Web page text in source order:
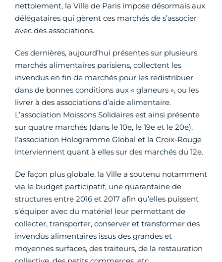
nettoiement, la Ville de Paris impose désormais aux
délégataires qui gèrent ces marchés de s’associer
avec des associations.
Ces dernières, aujourd’hui présentes sur plusieurs
marchés alimentaires parisiens, collectent les
invendus en fin de marchés pour les redistribuer
dans de bonnes conditions aux « glaneurs », ou les
livrer à des associations d’aide alimentaire.
L’association Moissons Solidaires est ainsi présente
sur quatre marchés (dans le 10e, le 19e et le 20e),
l’association Hologramme Global et la Croix-Rouge
interviennent quant à elles sur des marchés du 12e.
De façon plus globale, la Ville a soutenu notamment
via le budget participatif, une quarantaine de
structures entre 2016 et 2017 afin qu’elles puissent
s’équiper avec du matériel leur permettant de
collecter, transporter, conserver et transformer des
invendus alimentaires issus des grandes et
moyennes surfaces, des traiteurs, de la restauration